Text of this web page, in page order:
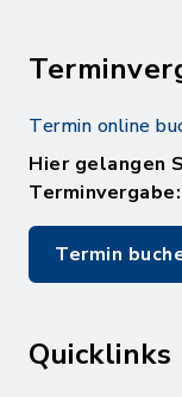
Termin online
Hier gelangen
Terminvergabe:
Termin
Quicklinks